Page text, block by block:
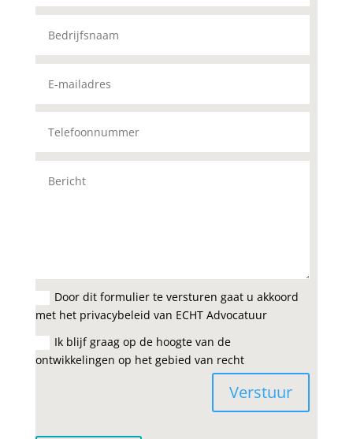
Door dit formulier te versturen gaat u akkoord
met het privacybeleid van ECHT Advocatuur
Ik blijf graag op de hoogte van de
ontwikkelingen op het gebied van recht
Verstuur